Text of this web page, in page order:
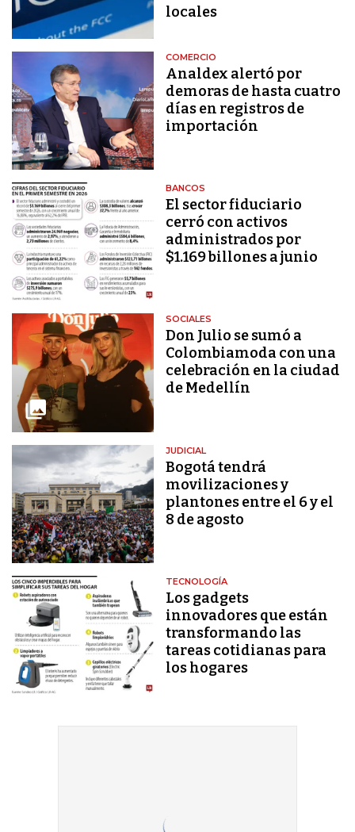
locales
COMERCIO
Analdex alertó por
demoras de hasta cuatro
días en registros de
importación
BANCOS
El sector fiduciario
cerró con activos
administrados por
$1.169 billones a junio
SOCIALES
Don Julio se sumó a
Colombiamoda con una
celebración en la ciudad
de Medellín
JUDICIAL
Bogotá tendrá
movilizaciones y
plantones entre el 6 y el
8 de agosto
TECNOLOGÍA
Los gadgets
innovadores que están
transformando las
tareas cotidianas para
los hogares